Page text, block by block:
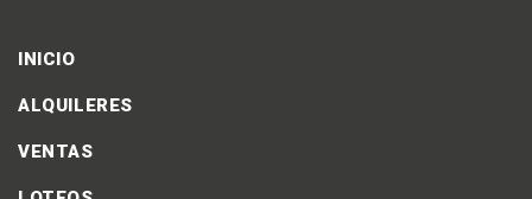
INICIO
ALQUILERES
VENTAS